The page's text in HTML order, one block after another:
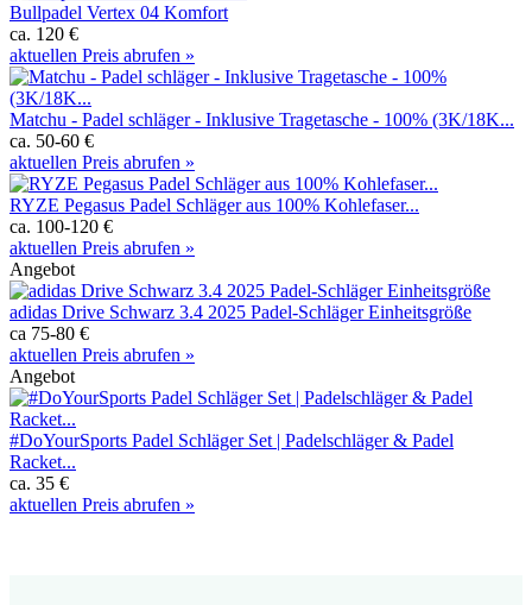
Bullpadel Vertex 04 Komfort
ca. 120 €
aktuellen Preis abrufen »
Matchu - Padel schläger - Inklusive Tragetasche - 100% (3K/18K...
ca. 50-60 €
aktuellen Preis abrufen »
RYZE Pegasus Padel Schläger aus 100% Kohlefaser...
ca. 100-120 €
aktuellen Preis abrufen »
Angebot
adidas Drive Schwarz 3.4 2025 Padel-Schläger Einheitsgröße
ca 75-80 €
aktuellen Preis abrufen »
Angebot
#DoYourSports Padel Schläger Set | Padelschläger & Padel
Racket...
ca. 35 €
aktuellen Preis abrufen »